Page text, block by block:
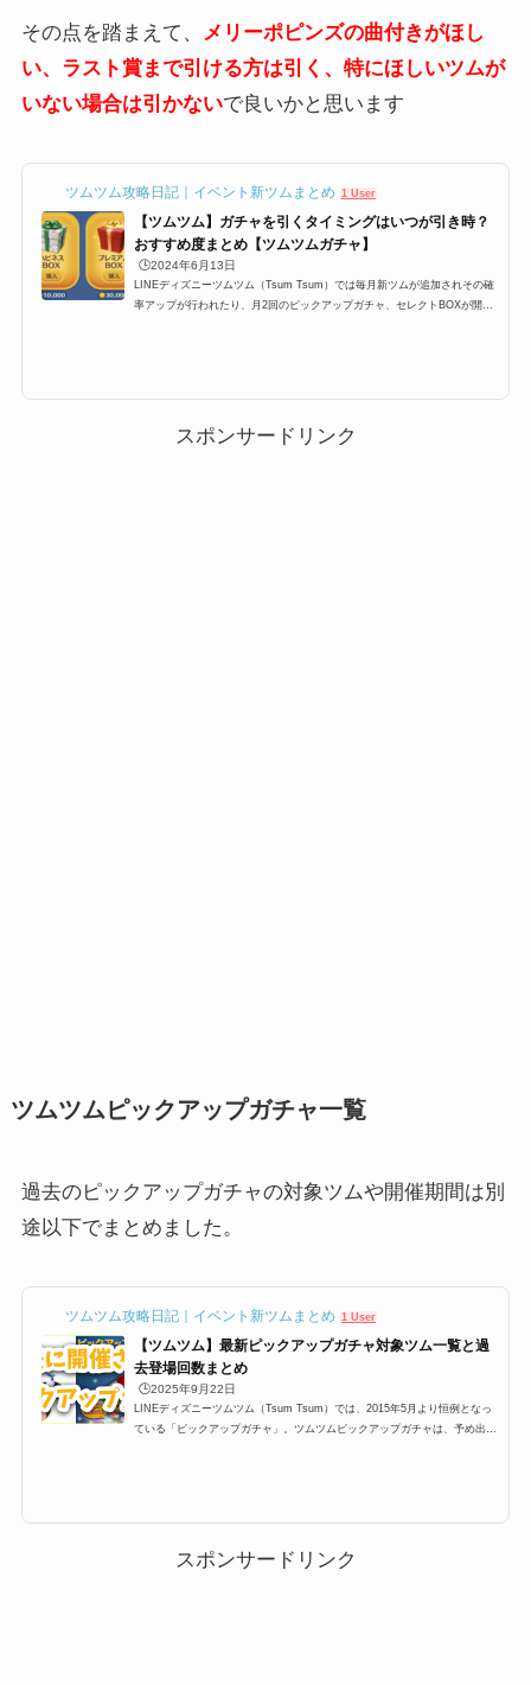
その点を踏まえて、 メリーポピンズの曲付きがほし
い、ラスト賞まで引ける方は引く、特にほしいツムが
いない場合は引かないで良いかと思います
ツムツム攻略日記｜イベント新ツムまとめ 1 User
【ツムツム】ガチャを引くタイミングはいつが引き時？
おすすめ度まとめ【ツムツムガチャ】
🕒️2024年6月13日
LINEディズニーツムツム（Tsum Tsum）では毎月新ツムが追加されその確
率アップが行われたり、月2回のピックアップガチャ、セレクトBOXが開催
ツム（Tsum Tsum）では毎月新ツムが...
スポンサードリンク
ツムツムピックアップガチャ一覧
過去のピックアップガチャの対象ツムや開催期間は別
途以下でまとめました。
ツムツム攻略日記｜イベント新ツムまとめ 1 User
【ツムツム】最新ピックアップガチャ対象ツム一覧と過
去登場回数まとめ
🕒️2025年9月22日
LINEディズニーツムツム（Tsum Tsum）では、2015年5月より恒例となっ
ている「ピックアップガチャ」。ツムツムピックアップガチャは、予め出る
アップガチャの過去開催分のま...
スポンサードリンク